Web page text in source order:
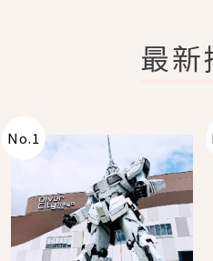
最新
No.1